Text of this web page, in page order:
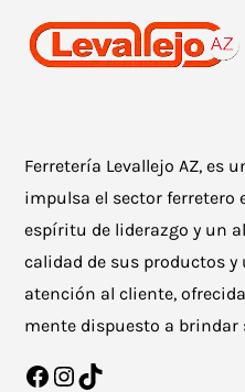
Ferretería Levallejo AZ, es
impulsa el sector ferretero
espíritu de liderazgo y un
calidad de sus productos
atención al cliente,
mente dispuesto a
Facebook
Instagram
TikTok